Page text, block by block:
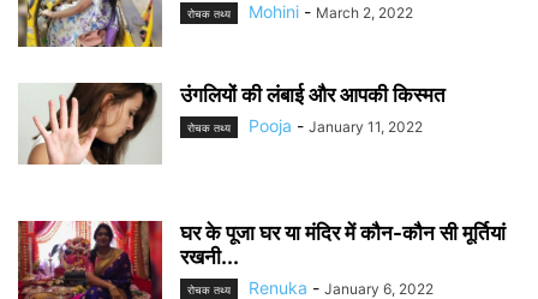
रोचक तथ्य Mohini - March 2, 2022
उंगलियों की लंबाई और आपकी किस्मत
रोचक तथ्य Pooja - January 11, 2022
घर के पूजा घर या मंदिर में कौन-कौन सी मूर्तियां
रखनी...
रोचक तथ्य Renuka - January 6, 2022